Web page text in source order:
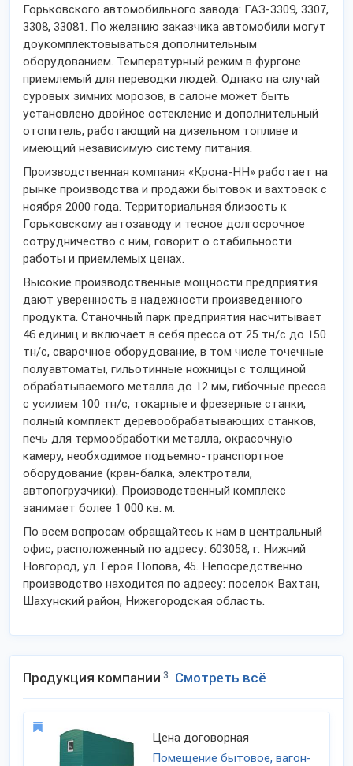
Горьковского автомобильного завода: ГАЗ-3309, 3307,
3308, 33081. По желанию заказчика автомобили могут
доукомплектовываться дополнительным
оборудованием. ​Температурный режим в фургоне
приемлемый для переводки людей. Однако на случай
суровых зимних морозов, в салоне может быть
установлено двойное остекление и дополнительный
отопитель, работающий на дизельном топливе и
имеющий независимую систему питания.
Производственная компания «Крона-НН» работает на
рынке производства и продажи бытовок и вахтовок с
ноября 2000 года. Территориальная близость к
Горьковскому автозаводу и тесное долгосрочное
сотрудничество с ним, говорит о стабильности
работы и приемлемых ценах.
Высокие производственные мощности предприятия
дают уверенность в надежности произведенного
продукта. Станочный парк предприятия насчитывает
46 единиц и включает в себя пресса от 25 тн/с до 150
тн/с, сварочное оборудование, в том числе точечные
полуавтоматы, гильотинные ножницы с толщиной
обрабатываемого металла до 12 мм, гибочные пресса
с усилием 100 тн/с, токарные и фрезерные станки,
полный комплект деревообрабатывающих станков,
печь для термообработки металла, окрасочную
камеру, необходимое подъемно-транспортное
оборудование (кран-балка, электротали,
автопогрузчики). Производственный комплекс
занимает более 1 000 кв. м.
По всем вопросам обращайтесь к нам в центральный
офис, расположенный по адресу: 603058, г. Нижний
Новгород, ул. Героя Попова, 45. Непосредственно
производство находится по адресу: поселок Вахтан,
Шахунский район, Нижегородская область.
Продукция компании 3 Смотреть всё
Цена договорная
Помещение бытовое, вагон-